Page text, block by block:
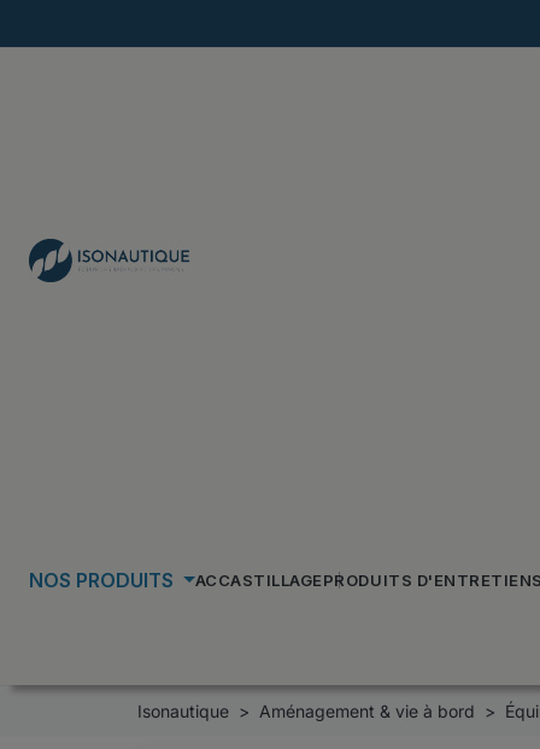
NOS PRODUITS ACCASTILLAGEPRODUITS D'ENTRETIEN
Isonautique Aménagement & vie à bord